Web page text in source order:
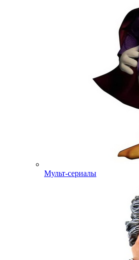
Мульт-сериалы